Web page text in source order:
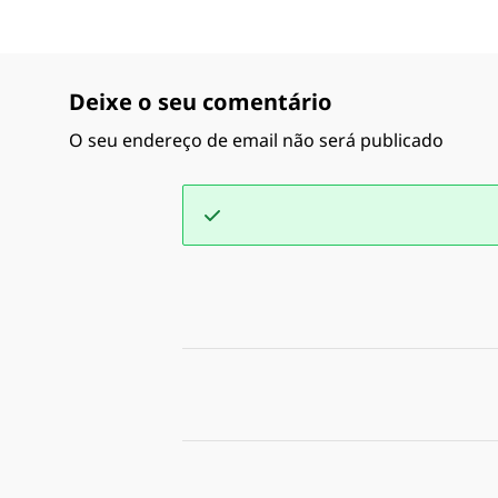
Deixe o seu comentário
O seu endereço de email não será publicado